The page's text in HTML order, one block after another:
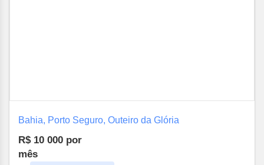
Bahia, Porto Seguro, Outeiro da Glória
R$ 10 000 por
mês